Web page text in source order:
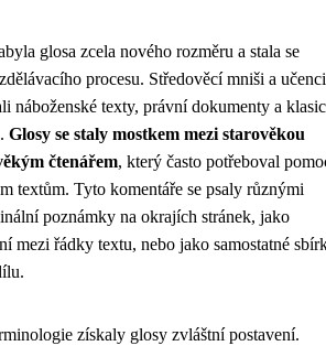
glosa zcela nového rozměru a stala se
procesu. Středověcí mniši a učenci
náboženské texty, právní dokumenty a
Glosy se staly mostkem mezi starověkou
čtenářem, který často potřeboval
textům. Tyto komentáře se psaly různými
poznámky na okrajích stránek, jako
mezi řádky textu, nebo jako samostatné
získaly glosy zvláštní postavení.